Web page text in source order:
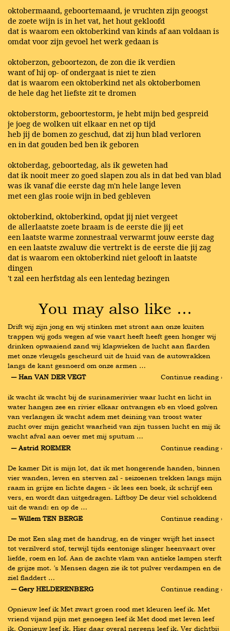
oktobermaand, geboortemaand, je vruchten zijn geoogst
de zoete wijn is in het vat, het hout gekloofd
dat is waarom een oktoberkind van kinds af aan voldaan is
omdat voor zijn gevoel het werk gedaan is
oktoberzon, geboortezon, de zon die ik verdien
want of hij op- of ondergaat is niet te zien
dat is waarom een oktoberkind net als oktoberbomen
de hele dag het liefste zit te dromen
oktoberstorm, geboortestorm, je hebt mijn bed gespreid
je joeg de wolken uit elkaar en net op tijd
heb jij de bomen zo geschud, dat zij hun blad verloren
en in dat gouden bed ben ik geboren
oktoberdag, geboortedag, als ik geweten had
dat ik nooit meer zo goed slapen zou als in dat bed van blad
was ik vanaf die eerste dag m'n hele lange leven
met een glas rooie wijn in bed gebleven
oktoberkind, oktoberkind, opdat jij niet vergeet
de allerlaatste zoete braam is de eerste die jij eet
een laatste warme zonnestraal verwarmt jouw eerste dag
en een laatste zwaluw die vertrekt is de eerste die jij zag
dat is waarom een oktoberkind niet gelooft in laatste
dingen
't zal een herfstdag als een lentedag bezingen
You may also like …
Drift wij zijn jong en wij stinken met stront aan onze kuiten
trappen wij gods wegen af wie vaart heeft heeft geen honger wij
drinken opwaaiend zand wij klapwieken de lucht aan flarden
met onze vleugels gescheurd uit de huid van de autowrakken
langs de kant gesnoerd om onze armen …
― Han VAN DER VEGT
Continue reading ›
ik wacht ik wacht bij de surinamerivier waar lucht en licht in
water hangen zee en rivier elkaar ontvangen eb en vloed golven
van verlangen ik wacht adem met deining van troost water
zucht over mijn gezicht waarheid van zijn tussen lucht en mij ik
wacht afval aan oever met mij sputum …
― Astrid ROEMER
Continue reading ›
De kamer Dit is mijn lot, dat ik met hongerende handen, binnen
vier wanden, leven en sterven zal - seizoenen trekken langs mijn
raam in grijze en lichte dagen - ik lees een boek, ik schrijf een
vers, en wordt dan uitgedragen. Liftboy De deur viel schokkend
uit de wand: en op de …
― Willem TEN BERGE
Continue reading ›
De mot Een slag met de handrug, en de vinger wrijft het insect
tot verzilverd stof, terwijl tijds eentonige slinger heenvaart over
liefde, roem en lof. Aan de zachte vlam van antieke lampen sterft
de grijze mot. ’s Mensen dagen zie ik tot pulver verdampen en de
ziel fladdert …
― Gery HELDERENBERG
Continue reading ›
Opnieuw leef ik Met zwart groen rood met kleuren leef ik. Met
vriend vijand pijn met genoegen leef ik Met dood met leven leef
ik. Opnieuw leef ik. Hier daar overal nergens leef ik. Ver dichtbij